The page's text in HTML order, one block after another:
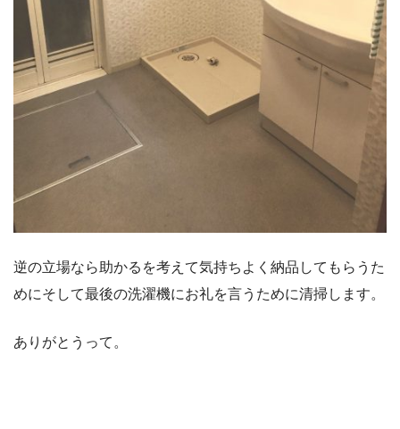
逆の立場なら助かるを考えて気持ちよく納品してもらうた
めにそして最後の洗濯機にお礼を言うために清掃します。
ありがとうって。